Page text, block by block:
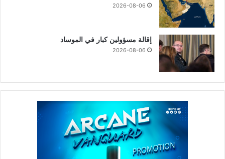
2026-08-06
إقالة مسؤولين كبار في الموساد
2026-08-06